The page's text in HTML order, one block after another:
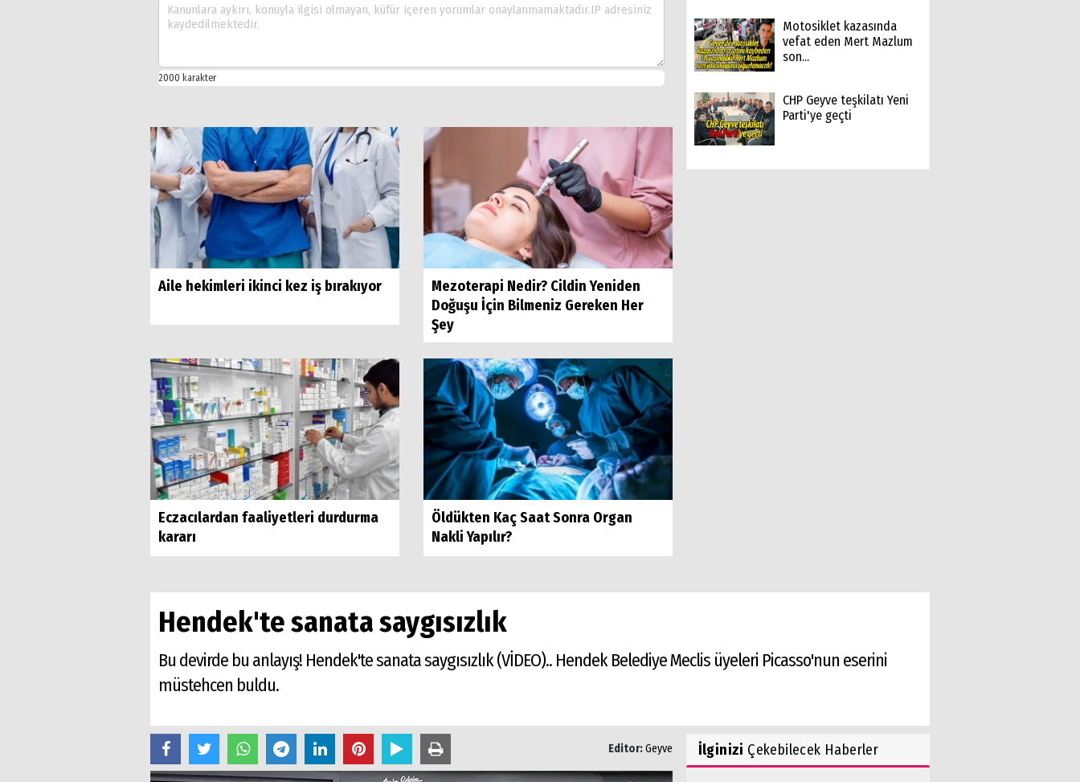
Aile hekimleri ikinci kez iş bırakıyor
Mezoterapi Nedir? Cildin Yeniden
Doğuşu İçin Bilmeniz Gereken Her
Şey
Eczacılardan faaliyetleri durdurma
kararı
Öldükten Kaç Saat Sonra Organ
Nakli Yapılır?
Motosiklet kazasında
vefat eden Mert Mazlum
son...
CHP Geyve teşkilatı Yeni
Parti'ye geçti
Hendek'te sanata saygısızlık
Bu devirde bu anlayış! Hendek'te sanata saygısızlık (VİDEO).. Hendek Belediye Meclis üyeleri Picasso'nun eserini
müstehcen buldu.
Editor:Geyve İlginizi Çekebilecek Haberler